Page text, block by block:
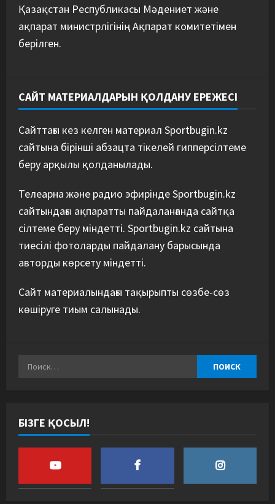
Қазақстан Республикасы Мәдениет және
ақпарат министрлігінің Ақпарат комитетімен
берілген.
САЙТ МАТЕРИАЛДАРЫН ҚОЛДАНУ ЕРЕЖЕСІ
Сайттағы кез келген материал Sportbugin.kz
сайтына бірінші абзацта тікелей гипперсілтеме
беру арқылы қолданылады.
Телеарна және радио эфирінде Sportbugin.kz
сайтындағы ақпаратты пайдаланғанда сайтқа
сілтеме беру міндетті. Sportbugin.kz сайтына
тиесілі фотоларды пайдалану барысында
авторды көрсету міндетті.
Сайт материалындағы тақырыпты сөзбе-сөз
көшіруге тиым салынады.
БІЗГЕ ҚОСЫЛ!